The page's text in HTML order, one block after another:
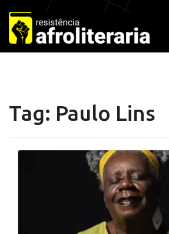
Pular
para
o
conteúdo
Tag: Paulo Lins